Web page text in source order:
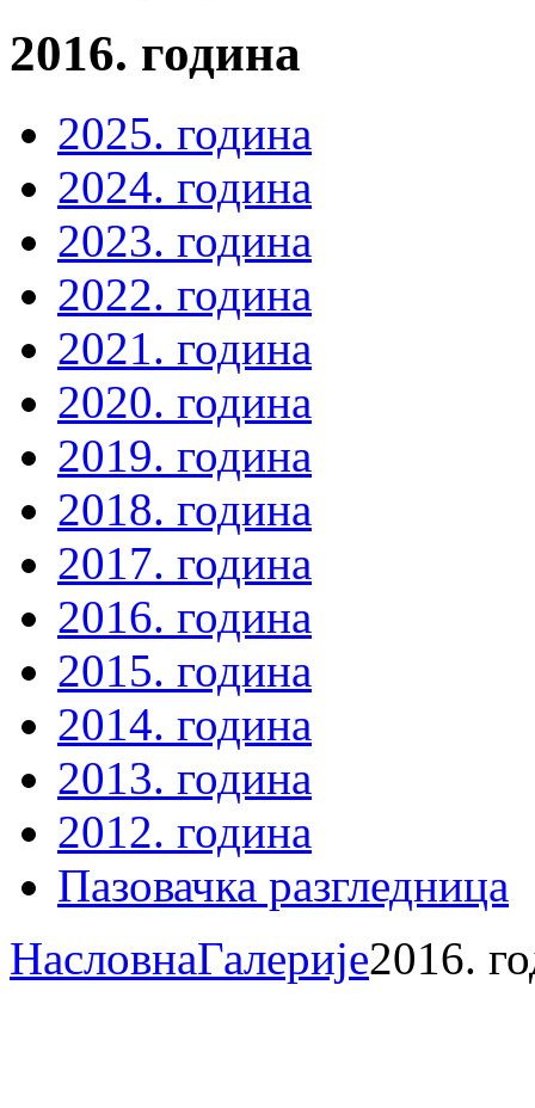
2016. година
2025. година
2024. година
2023. година
2022. година
2021. година
2020. година
2019. година
2018. година
2017. година
2016. година
2015. година
2014. година
2013. година
2012. година
Пазовачка разгледница
НасловнаГалерије2016.